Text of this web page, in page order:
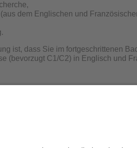
dem Englischen und
ist, dass Sie im fortgeschrittenen
(bevorzugt C1/C2) in Englisch und